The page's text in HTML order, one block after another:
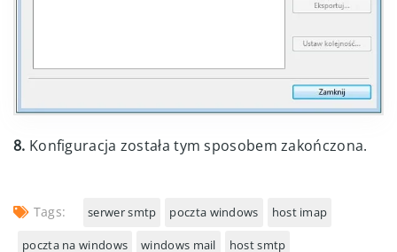
8. Konfiguracja została tym sposobem zakończona.
Tags: serwer smtp poczta windows host imap
poczta na windows windows mail host smtp